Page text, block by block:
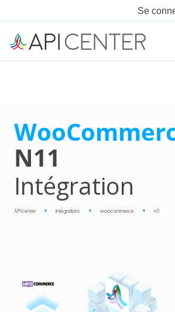
Se
N11
Intégration
APIcenter intégrations woocommerce n11